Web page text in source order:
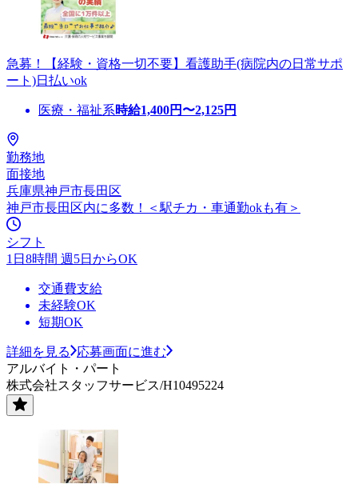
急募！【経験・資格一切不要】看護助手(病院内の日常サポ
ート)日払いok
医療・福祉系時給1,400円〜2,125円
勤務地
面接地
兵庫県神戸市長田区
神戸市長田区内に多数！＜駅チカ・車通勤okも有＞
シフト
1日8時間 週5日からOK
交通費支給
未経験OK
短期OK
詳細を見る
応募画面に進む
アルバイト・パート
株式会社スタッフサービス/H10495224